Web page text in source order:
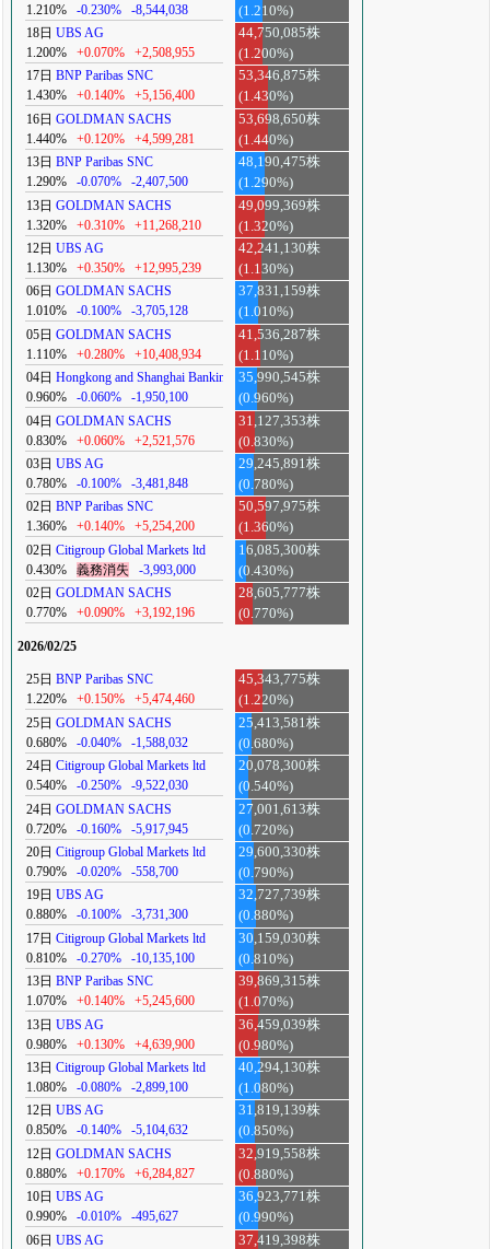
1.210% -0.230% -8,544,038
(1.210%)
18日 UBS AG
1.200%
+0.070% +2,508,955
44,750,085株
(1.200%)
17日 BNP Paribas SNC
1.430%
+0.140% +5,156,400
53,346,875株
(1.430%)
16日 GOLDMAN SACHS
1.440%
+0.120% +4,599,281
53,698,650株
(1.440%)
13日 BNP Paribas SNC
1.290%
-0.070% -2,407,500
48,190,475株
(1.290%)
13日 GOLDMAN SACHS
1.320%
+0.310% +11,268,210
49,099,369株
(1.320%)
12日 UBS AG
1.130%
+0.350% +12,995,239
42,241,130株
(1.130%)
06日 GOLDMAN SACHS
1.010%
-0.100% -3,705,128
37,831,159株
(1.010%)
05日 GOLDMAN SACHS
1.110%
+0.280% +10,408,934
41,536,287株
(1.110%)
04日 Hongkong and Shanghai Banking
0.960%
-0.060% -1,950,100
35,990,545株
(0.960%)
04日 GOLDMAN SACHS
0.830%
+0.060% +2,521,576
31,127,353株
(0.830%)
03日 UBS AG
0.780%
-0.100% -3,481,848
29,245,891株
(0.780%)
02日 BNP Paribas SNC
1.360%
+0.140% +5,254,200
50,597,975株
(1.360%)
02日 Citigroup Global Markets ltd
0.430%
義務消失 -3,993,000
16,085,300株
(0.430%)
02日 GOLDMAN SACHS
0.770%
+0.090% +3,192,196
28,605,777株
(0.770%)
2026/02/25
25日 BNP Paribas SNC
1.220%
+0.150% +5,474,460
45,343,775株
(1.220%)
25日 GOLDMAN SACHS
0.680%
-0.040% -1,588,032
25,413,581株
(0.680%)
24日 Citigroup Global Markets ltd
0.540%
-0.250% -9,522,030
20,078,300株
(0.540%)
24日 GOLDMAN SACHS
0.720%
-0.160% -5,917,945
27,001,613株
(0.720%)
20日 Citigroup Global Markets ltd
0.790%
-0.020% -558,700
29,600,330株
(0.790%)
19日 UBS AG
0.880%
-0.100% -3,731,300
32,727,739株
(0.880%)
17日 Citigroup Global Markets ltd
0.810%
-0.270% -10,135,100
30,159,030株
(0.810%)
13日 BNP Paribas SNC
1.070%
+0.140% +5,245,600
39,869,315株
(1.070%)
13日 UBS AG
0.980%
+0.130% +4,639,900
36,459,039株
(0.980%)
13日 Citigroup Global Markets ltd
1.080%
-0.080% -2,899,100
40,294,130株
(1.080%)
12日 UBS AG
0.850%
-0.140% -5,104,632
31,819,139株
(0.850%)
12日 GOLDMAN SACHS
0.880%
+0.170% +6,284,827
32,919,558株
(0.880%)
10日 UBS AG
0.990%
-0.010% -495,627
36,923,771株
(0.990%)
06日 UBS AG
37,419,398株